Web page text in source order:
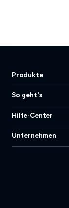
Produkte
So geht's
Hilfe-Center
Unternehmen